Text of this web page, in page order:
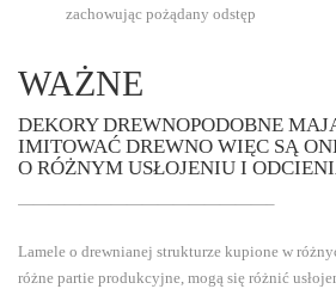
zachowując pożądany odstęp
WAŻNE
DEKORY DREWNOPODOBNE
IMITOWAĆ DREWNO WIĘC SĄ
O RÓŻNYM USŁOJENIU I
————————————————–
Lamele o drewnianej strukturze kupione w
różne partie produkcyjne, mogą się różnić